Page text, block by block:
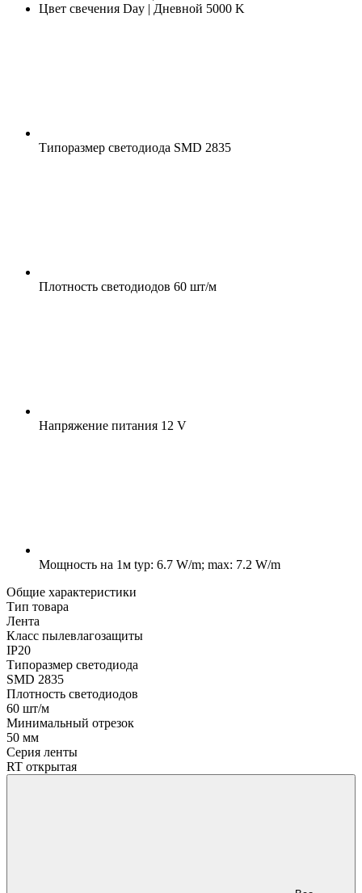
Цвет свечения Day | Дневной 5000 K
Типоразмер светодиода SMD 2835
Плотность светодиодов 60 шт/м
Напряжение питания 12 V
Мощность на 1м typ: 6.7 W/m; max: 7.2 W/m
Общие характеристики
Тип товара
Лента
Класс пылевлагозащиты
IP20
Типоразмер светодиода
SMD 2835
Плотность светодиодов
60 шт/м
Минимальный отрезок
50 мм
Серия ленты
RT открытая